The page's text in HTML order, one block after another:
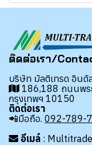
ติดต่อเรา/
บริษัท มัลติเทรด อินดั
186,188 ถนนพร
กรุงเทพฯ 10150
ติดต่อเรา
📲มือถือ. 092-789-
อีเมล์ :